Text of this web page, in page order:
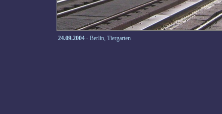
24.09.2004 - Berlin, Tiergarten